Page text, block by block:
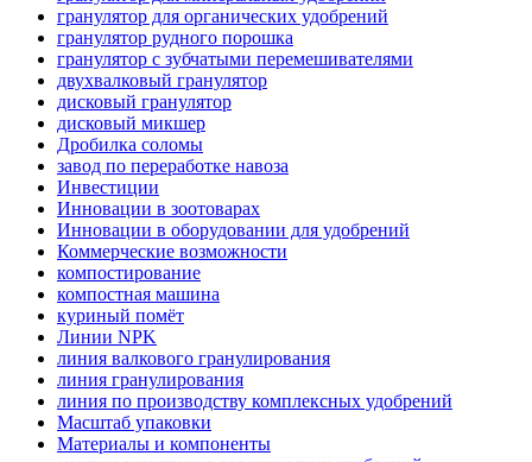
гранулятор для органических удобрений
гранулятор рудного порошка
гранулятор с зубчатыми перемешивателями
двухвалковый гранулятор
дисковый гранулятор
дисковый микшер
Дробилка соломы
завод по переработке навоза
Инвестиции
Инновации в зоотоварах
Инновации в оборудовании для удобрений
Коммерческие возможности
компостирование
компостная машина
куриный помёт
Линии NPK
линия валкового гранулирования
линия гранулирования
линия по производству комплексных удобрений
Масштаб упаковки
Материалы и компоненты